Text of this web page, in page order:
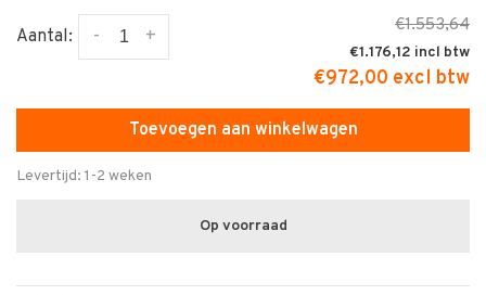
Aantal: +
-
€1.553,64
€1.176,12
€972,00 excl btw
Toevoegen aan winkelwagen
Levertijd: 1-2 weken
Op voorraad